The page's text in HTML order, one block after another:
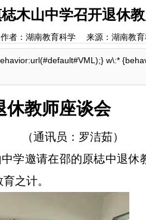
木山中学召开退休
者：湖南教育科学 来源：湖南教
w\:*
休教师座谈会
（通讯员：罗洁茹）
学邀请在邵的原梽中退
之计。